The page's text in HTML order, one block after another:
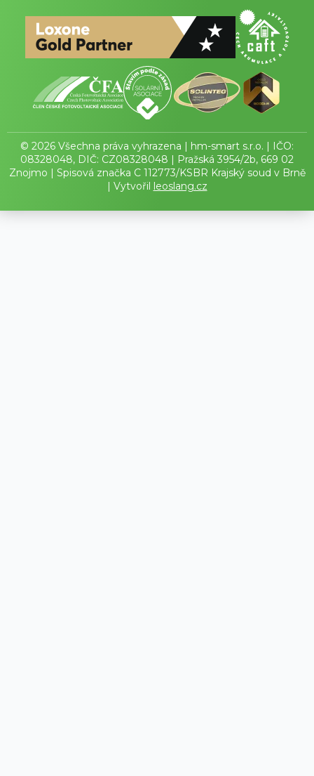
© 2026 Všechna práva vyhrazena | hm-smart s.r.o. | IČO:
08328048, DIČ: CZ08328048 | Pražská 3954/2b, 669 02
Znojmo | Spisová značka C 112773/KSBR Krajský soud v Brně
| Vytvořil leoslang.cz